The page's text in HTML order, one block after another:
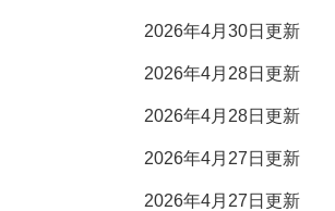
2026年4月30日更新
2026年4月28日更新
2026年4月28日更新
2026年4月27日更新
2026年4月27日更新